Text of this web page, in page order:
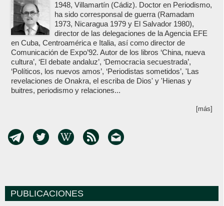
1948, Villamartín (Cádiz). Doctor en Periodismo,
ha sido corresponsal de guerra (Ramadam
1973, Nicaragua 1979 y El Salvador 1980),
director de las delegaciones de la Agencia EFE
en Cuba, Centroamérica e Italia, así como director de
Comunicación de Expo’92. Autor de los libros ‘China, nueva
cultura’, ‘El debate andaluz’, ‘Democracia secuestrada’,
‘Políticos, los nuevos amos’, ‘Periodistas sometidos’, 'Las
revelaciones de Onakra, el escriba de Dios' y 'Hienas y
buitres, periodismo y relaciones...
[más]
PUBLICACIONES